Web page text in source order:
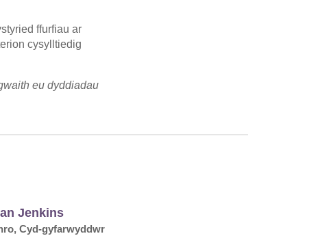
ffurfiau ar
cysylltiedig
eu dyddiadau
Jenkins
Cyd-gyfarwyddwr